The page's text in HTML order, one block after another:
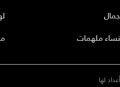
جمال
نساء ملهمات
أعداد لها